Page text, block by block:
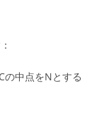
の中点をNとする